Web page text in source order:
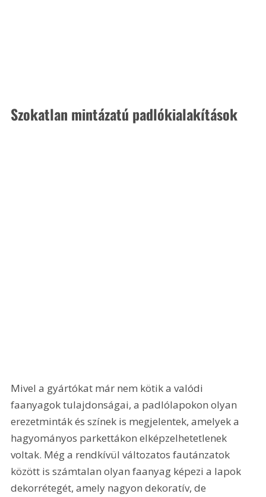
Szokatlan mintázatú padlókialakítások
Mivel a gyártókat már nem kötik a valódi
faanyagok tulajdonságai, a padlólapokon olyan
erezetminták és színek is megjelentek, amelyek a
hagyományos parkettákon elképzelhetetlenek
voltak. Még a rendkívül változatos fautánzatok
között is számtalan olyan faanyag képezi a lapok
dekorrétegét, amely nagyon dekoratív, de